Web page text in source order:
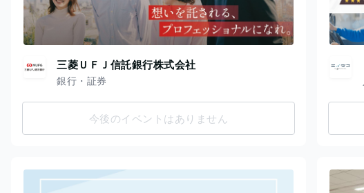
三菱ＵＦＪ信託銀行株式会社
銀行・証券
今後のイベントはありません